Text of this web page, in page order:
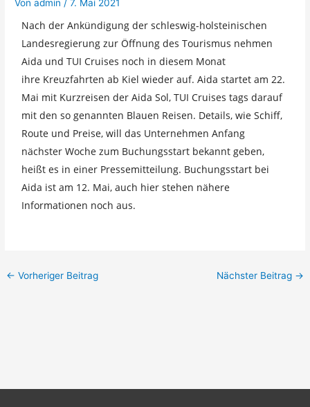
Vonadmin /7. Mai 2021
Nach der Ankündigung der schleswig-holsteinischen
Landesregierung zur Öffnung des Tourismus nehmen
Aida und TUI Cruises noch in diesem Monat
ihre Kreuzfahrten ab Kiel wieder auf. Aida startet am 22.
Mai mit Kurzreisen der Aida Sol, TUI Cruises tags darauf
mit den so genannten Blauen Reisen. Details, wie Schiff,
Route und Preise, will das Unternehmen Anfang
nächster Woche zum Buchungsstart bekannt geben,
heißt es in einer Pressemitteilung. Buchungsstart bei
Aida ist am 12. Mai, auch hier stehen nähere
Informationen noch aus.
← Vorheriger Beitrag Nächster Beitrag →